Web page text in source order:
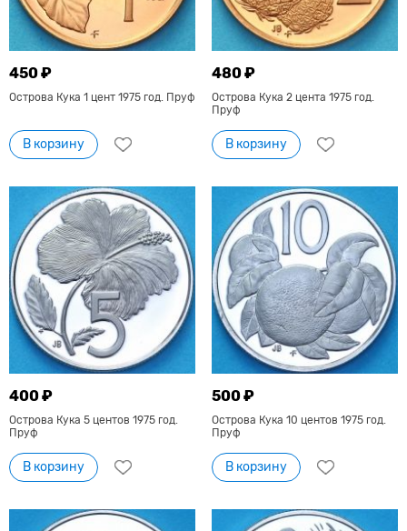
450 ₽
Острова Кука 1 цент 1975 год. Пруф
В корзину
480 ₽
Острова Кука 2 цента 1975 год.
Пруф
В корзину
400 ₽
Острова Кука 5 центов 1975 год.
Пруф
В корзину
500 ₽
Острова Кука 10 центов 1975 год.
Пруф
В корзину